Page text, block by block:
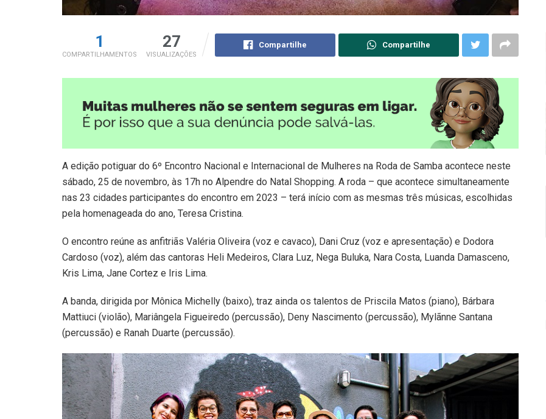
1
COMPARTILHAMENTOS
27
VISUALIZAÇÕES
Compartilhe Compartilhe
A edição potiguar do 6º Encontro Nacional e Internacional de Mulheres na Roda de Samba acontece neste
sábado, 25 de novembro, às 17h no Alpendre do Natal Shopping. A roda – que acontece simultaneamente
nas 23 cidades participantes do encontro em 2023 – terá início com as mesmas três músicas, escolhidas
pela homenageada do ano, Teresa Cristina.
O encontro reúne as anfitriãs Valéria Oliveira (voz e cavaco), Dani Cruz (voz e apresentação) e Dodora
Cardoso (voz), além das cantoras Heli Medeiros, Clara Luz, Nega Buluka, Nara Costa, Luanda Damasceno,
Kris Lima, Jane Cortez e Iris Lima.
A banda, dirigida por Mônica Michelly (baixo), traz ainda os talentos de Priscila Matos (piano), Bárbara
Mattiuci (violão), Mariângela Figueiredo (percussão), Deny Nascimento (percussão), Mylãnne Santana
(percussão) e Ranah Duarte (percussão).